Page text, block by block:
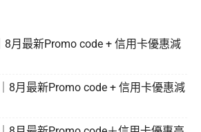
8月最新Promo code + 信用卡優惠減
8月最新Promo code + 信用卡優惠減